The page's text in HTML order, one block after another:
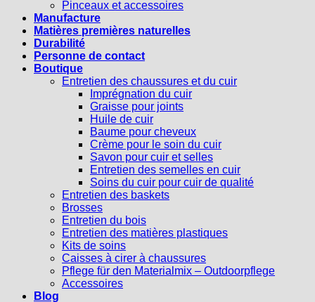
Pinceaux et accessoires
Manufacture
Matières premières naturelles
Durabilité
Personne de contact
Boutique
Entretien des chaussures et du cuir
Imprégnation du cuir
Graisse pour joints
Huile de cuir
Baume pour cheveux
Crème pour le soin du cuir
Savon pour cuir et selles
Entretien des semelles en cuir
Soins du cuir pour cuir de qualité
Entretien des baskets
Brosses
Entretien du bois
Entretien des matières plastiques
Kits de soins
Caisses à cirer à chaussures
Pflege für den Materialmix – Outdoorpflege
Accessoires
Blog